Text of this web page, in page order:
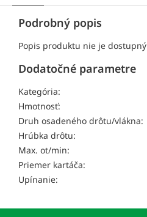
Podrobný popis
Popis produktu nie je dostupný
Dodatočné parametre
Kategória:
Hmotnosť:
Druh osadeného drôtu/vlákna:
Hrúbka drôtu:
Max. ot/min:
Priemer kartáča:
Upínanie: